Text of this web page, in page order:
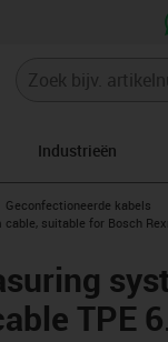
Industrieën
igus-icon-arrow-right
Geconfectioneerde kabels
suitable for Bosch
TPE